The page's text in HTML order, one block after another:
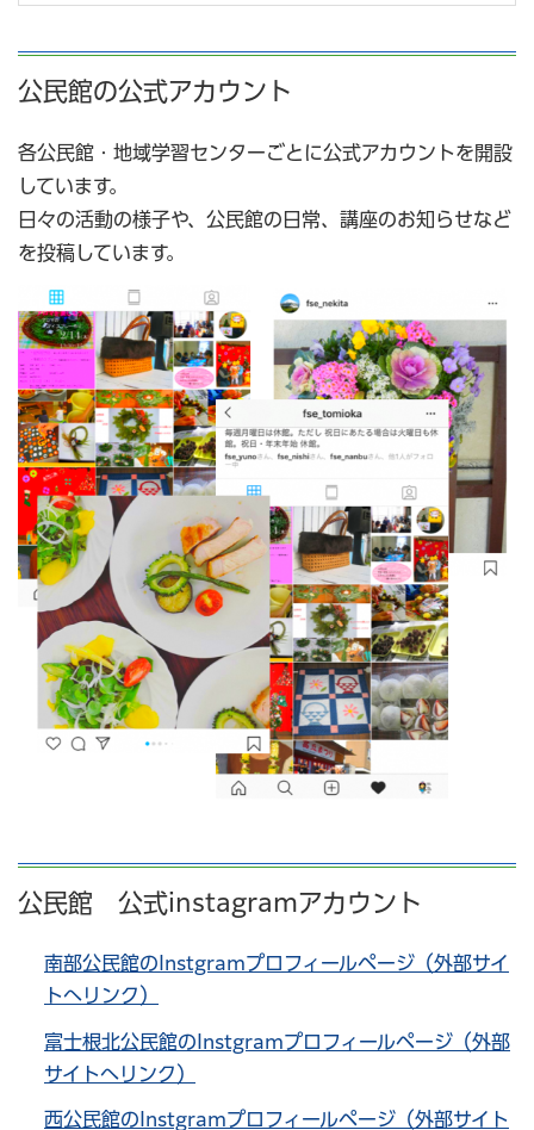
公民館の公式アカウント
各公民館・地域学習センターごとに公式アカウントを開設
しています。
日々の活動の様子や、公民館の日常、講座のお知らせなど
を投稿しています。
公民館 公式instagramアカウント
南部公民館のInstgramプロフィールページ（外部サイ
トへリンク）
富士根北公民館のInstgramプロフィールページ（外部
サイトへリンク）
西公民館のInstgramプロフィールページ（外部サイト